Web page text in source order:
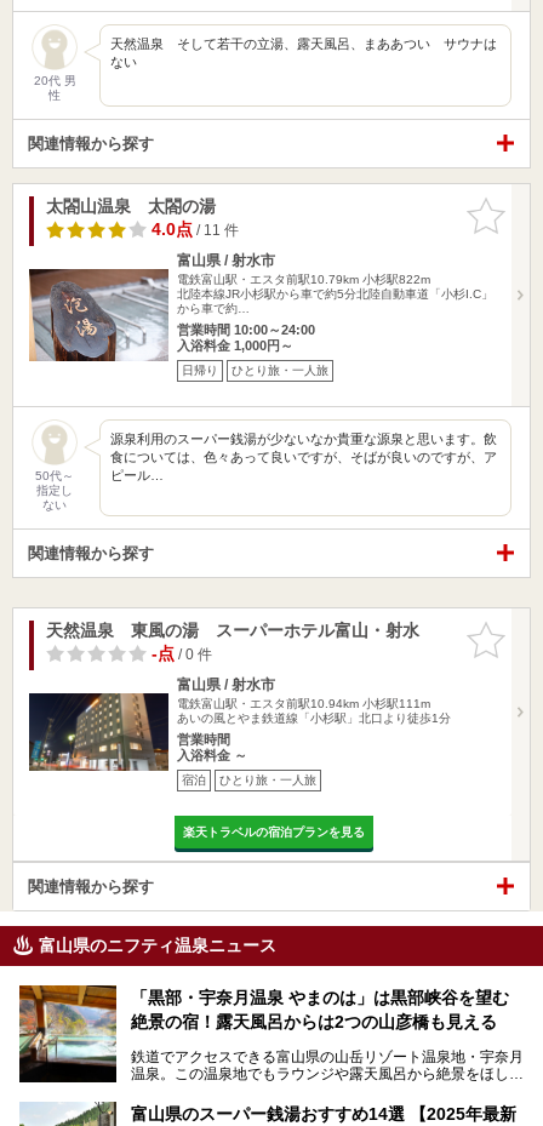
20代 男
性
天然温泉 そして若干の立湯、露天風呂、まああつい サウナは
ない
関連情報から探す
お気に入
りに追加
太閤山温泉 太閤の湯
4.0点/ 11 件
富山県 / 射水市
電鉄富山駅・エスタ前駅10.79km 小杉駅822m
北陸本線JR小杉駅から車で約5分北陸自動車道「小杉I.C」
から車で約…
営業時間 10:00～24:00
入浴料金 1,000円～
日帰り ひとり旅・一人旅
50代～
指定し
ない
源泉利用のスーパー銭湯が少ないなか貴重な源泉と思います。飲
食については、色々あって良いですが、そばが良いのですが、ア
ピール…
関連情報から探す
お気に入
りに追加
天然温泉 東風の湯 スーパーホテル富山・射水
-点/ 0 件
富山県 / 射水市
電鉄富山駅・エスタ前駅10.94km 小杉駅111m
あいの風とやま鉄道線「小杉駅」北口より徒歩1分
営業時間
入浴料金 ～
宿泊 ひとり旅・一人旅
楽天トラベルの宿泊プランを見る
関連情報から探す
富山県のニフティ温泉ニュース
「黒部・宇奈月温泉 やまのは」は黒部峡谷を望む
絶景の宿！露天風呂からは2つの山彦橋も見える
鉄道でアクセスできる富山県の山岳リゾート温泉地・宇奈月
温泉。この温泉地でもラウンジや露天風呂から絶景をほしい
の「黒部・宇奈月温泉 やまのは」。
富山県のスーパー銭湯おすすめ14選 【2025年最新